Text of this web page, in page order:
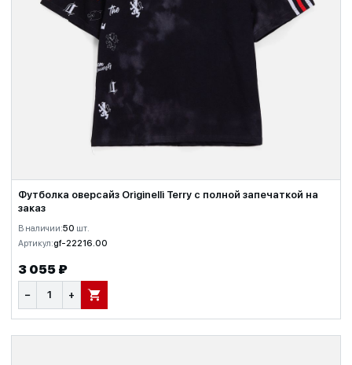
Футболка оверсайз Originelli Terry с полной запечаткой на
заказ
В наличии:50 шт.
Артикул:gf-22216.00
3 055 ₽
− + В КОРЗИНУ